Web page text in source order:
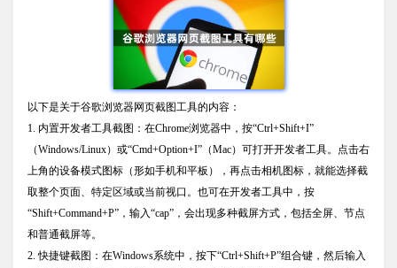
以下是关于谷歌浏览器网页截图工具的内容：
1. 内置开发者工具截图：在Chrome浏览器中，按“Ctrl+Shift+I”
（Windows/Linux）或“Cmd+Option+I”（Mac）可打开开发者工具。点击右
上角的设备模式图标（形如手机和平板），再点击相机图标，就能选择截
取整个页面、特定区域或当前视口。也可在开发者工具中，按
“Shift+Command+P”，输入“cap”，会出现多种截屏方式，包括全屏、节点
和普通截屏等。
2. 快捷键截图：在Windows系统中，按下“Ctrl+Shift+P”组合键，然后输入